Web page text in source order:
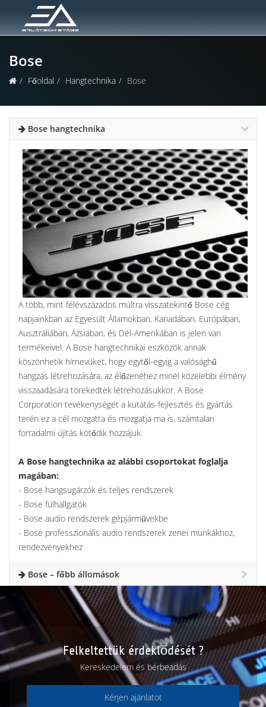
Bose
Főoldal Hangtechnika Bose
Bose hangtechnika
A több, mint félévszázados múltra visszatekintő Bose cég
napjainkban az Egyesült Államokban, Kanadában, Európában,
Ausztráliában, Ázsiában, és Dél-Amerikában is jelen van
termékeivel. A Bose hangtechnikai eszközök annak
köszönhetik hírnevüket, hogy egytől-egyig a valósághű
hangzás létrehozására, az élőzenéhez minél közelebbi élmény
visszaadására törekedtek létrehozásukkor. A Bose
Corporation tevékenységét a kutatás-fejlesztés és gyártás
terén ez a cél mozgatta és mozgatja ma is, számtalan
forradalmi újítás kötődik hozzájuk.
A Bose hangtechnika az alábbi csoportokat foglalja
magában:
- Bose hangsugárzók és teljes rendszerek
- Bose fülhallgatók
- Bose audio rendszerek gépjárművekbe
- Bose professzionális audio rendszerek zenei munkákhoz,
rendezvényekhez
Bose – főbb állomások
Felkeltettük érdeklődését ?
Kereskedelem és bérbeadás
Kérjen ajánlatot